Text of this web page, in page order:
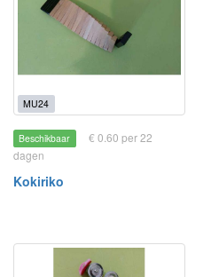
MU24
Beschikbaar
€ 0.60 per 22
dagen
Kokiriko